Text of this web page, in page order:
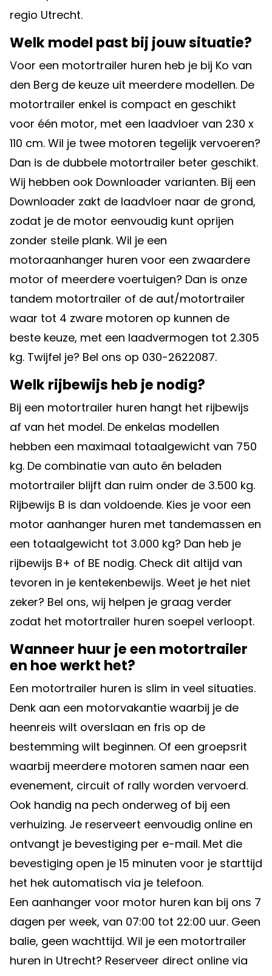
regio Utrecht.
Welk model past bij jouw situatie?
Voor een motortrailer huren heb je bij Ko van
den Berg de keuze uit meerdere modellen. De
motortrailer enkel is compact en geschikt
voor één motor, met een laadvloer van 230 x
110 cm. Wil je twee motoren tegelijk vervoeren?
Dan is de dubbele motortrailer beter geschikt.
Wij hebben ook Downloader varianten. Bij een
Downloader zakt de laadvloer naar de grond,
zodat je de motor eenvoudig kunt oprijen
zonder steile plank. Wil je een
motoraanhanger huren voor een zwaardere
motor of meerdere voertuigen? Dan is onze
tandem motortrailer of de aut/motortrailer
waar tot 4 zware motoren op kunnen de
beste keuze, met een laadvermogen tot 2.305
kg. Twijfel je? Bel ons op 030-2622087.
Welk rijbewijs heb je nodig?
Bij een motortrailer huren hangt het rijbewijs
af van het model. De enkelas modellen
hebben een maximaal totaalgewicht van 750
kg. De combinatie van auto én beladen
motortrailer blijft dan ruim onder de 3.500 kg.
Rijbewijs B is dan voldoende. Kies je voor een
motor aanhanger huren met tandemassen en
een totaalgewicht tot 3.000 kg? Dan heb je
rijbewijs B+ of BE nodig. Check dit altijd van
tevoren in je kentekenbewijs. Weet je het niet
zeker? Bel ons, wij helpen je graag verder
zodat het motortrailer huren soepel verloopt.
Wanneer huur je een motortrailer
en hoe werkt het?
Een motortrailer huren is slim in veel situaties.
Denk aan een motorvakantie waarbij je de
heenreis wilt overslaan en fris op de
bestemming wilt beginnen. Of een groepsrit
waarbij meerdere motoren samen naar een
evenement, circuit of rally worden vervoerd.
Ook handig na pech onderweg of bij een
verhuizing. Je reserveert eenvoudig online en
ontvangt je bevestiging per e-mail. Met die
bevestiging open je 15 minuten voor je starttijd
het hek automatisch via je telefoon.
Een aanhanger voor motor huren kan bij ons 7
dagen per week, van 07:00 tot 22:00 uur. Geen
balie, geen wachttijd. Wil je een motortrailer
huren in Utrecht? Reserveer direct online via